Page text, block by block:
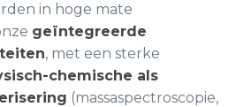
in hoge mate
geïntegreerde
, met een sterke
chemische als
(massaspectroscopie,